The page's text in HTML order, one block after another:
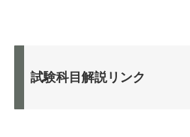
試験科目解説リンク